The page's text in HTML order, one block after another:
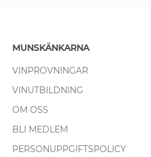
MUNSKÄNKARNA
VINPROVNINGAR
VINUTBILDNING
OM OSS
BLI MEDLEM
PERSONUPPGIFTSPOLICY